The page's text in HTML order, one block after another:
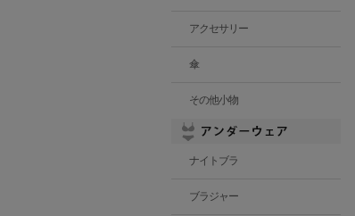
アクセサリー
傘
その他小物
ナイトブラ
ブラジャー